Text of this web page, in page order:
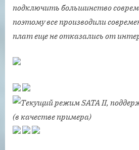
подключить большинство
поэтому все производили
плат еще не отказались от